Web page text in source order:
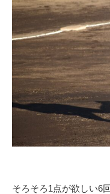
そろそろ1点が欲しい6